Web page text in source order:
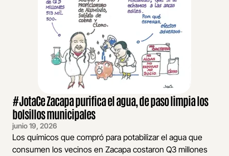
#JotaCe Zacapa purifica el agua, de paso limpia los
bolsillos municipales
junio 19, 2026
Los químicos que compró para potabilizar el agua que
consumen los vecinos en Zacapa costaron Q3 millones